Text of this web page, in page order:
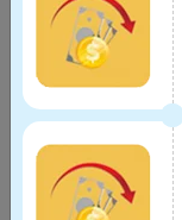
Thêm vào yêu thích